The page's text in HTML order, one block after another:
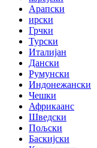
Арапски
ирски
Грчки
Турски
Италијан
Дански
Румунски
Индонежански
Чешки
Африкаанс
Шведски
Пољски
Баскијски